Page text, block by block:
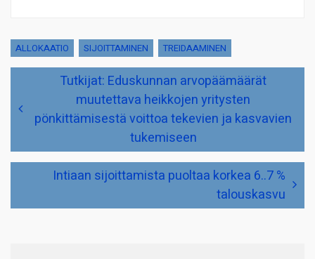
ALLOKAATIO SIJOITTAMINEN TREIDAAMINEN
Tutkijat: Eduskunnan arvopäämäärät
muutettava heikkojen yritysten
pönkittämisestä voittoa tekevien ja kasvavien
tukemiseen
Intiaan sijoittamista puoltaa korkea 6..7 %
talouskasvu